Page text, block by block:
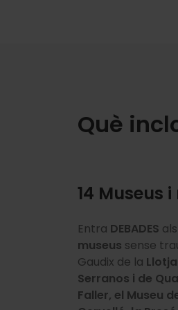
Què
14 Museus
Entra DEBADES
museus sense
Gaudix de la
Serranos i de
Faller, el Museu
Descompte de
atractius
de les Arts i les
Bioparc, el Bus
Sants Joans;
Només en la
mou-te
transport inclòs i
una beguda de
La modalitat de7
l'entrada gratis a
Descobrix el
capella del Sant